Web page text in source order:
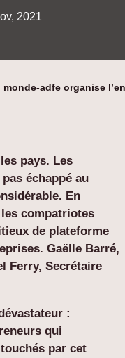
2021
adfe organise
pays. Les
échappé au
En
compatriotes
de plateforme
Gaëlle Barré,
Ferry, Secrétaire
:
qui
par cet